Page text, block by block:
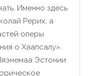
Именно здесь
Рерих, а
оперы
о Хаапсалу».
Эстонии